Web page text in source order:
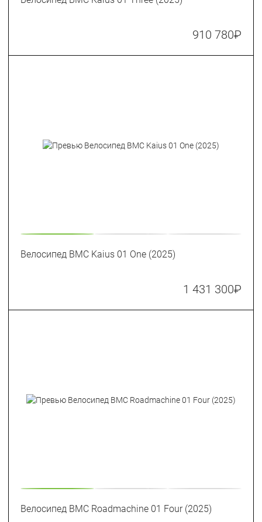
910 780₽
Велосипед BMC Kaius 01 One (2025)
1 431 300₽
Велосипед BMC Roadmachine 01 Four (2025)